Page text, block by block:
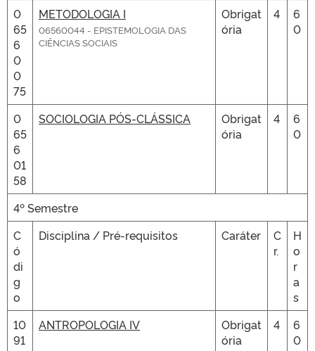
0
65
6
0
0
75
METODOLOGIA I
06560044 - EPISTEMOLOGIA DAS
CIÊNCIAS SOCIAIS
Obrigat
ória
4
6
0
0
65
6
01
58
SOCIOLOGIA PÓS-CLÁSSICA
Obrigat
ória
4
6
0
4º Semestre
C
ó
di
g
o
Disciplina / Pré-requisitos Caráter
C
r.
H
o
r
a
s
10
91
ANTROPOLOGIA IV
Obrigat
ória
4
6
0